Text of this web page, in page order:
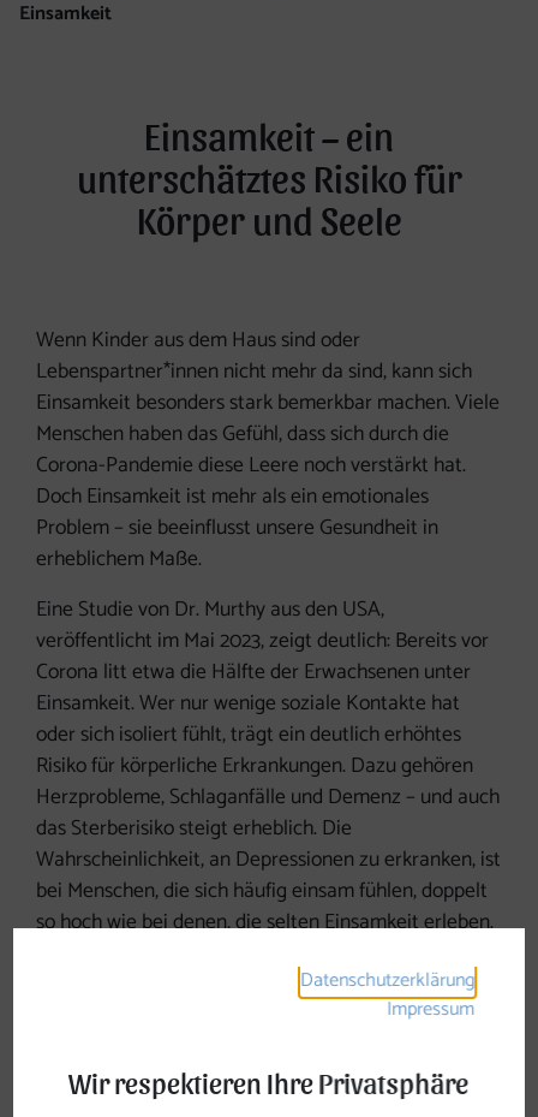
Einsamkeit
Einsamkeit – ein
unterschätztes Risiko für
Körper und Seele
Wenn Kinder aus dem Haus sind oder
Lebenspartner*innen nicht mehr da sind, kann sich
Einsamkeit besonders stark bemerkbar machen. Viele
Menschen haben das Gefühl, dass sich durch die
Corona-Pandemie diese Leere noch verstärkt hat.
Doch Einsamkeit ist mehr als ein emotionales
Problem – sie beeinflusst unsere Gesundheit in
erheblichem Maße.
Eine Studie von Dr. Murthy aus den USA,
veröffentlicht im Mai 2023, zeigt deutlich: Bereits vor
Corona litt etwa die Hälfte der Erwachsenen unter
Einsamkeit. Wer nur wenige soziale Kontakte hat
oder sich isoliert fühlt, trägt ein deutlich erhöhtes
Risiko für körperliche Erkrankungen. Dazu gehören
Herzprobleme, Schlaganfälle und Demenz – und auch
das Sterberisiko steigt erheblich. Die
Wahrscheinlichkeit, an Depressionen zu erkranken, ist
bei Menschen, die sich häufig einsam fühlen, doppelt
so hoch wie bei denen, die selten Einsamkeit erleben.
Einsamkeit ist oft ein Teufelskreis: Wer sich
zurückzieht, fühlt sich noch einsamer, was wiederum
Entzündungen begünstigt und die Lebensqualität
verringert. Untersuchungen in den sogenannten
Datenschutzerklärung
Impressum
Wir respektieren Ihre Privatsphäre